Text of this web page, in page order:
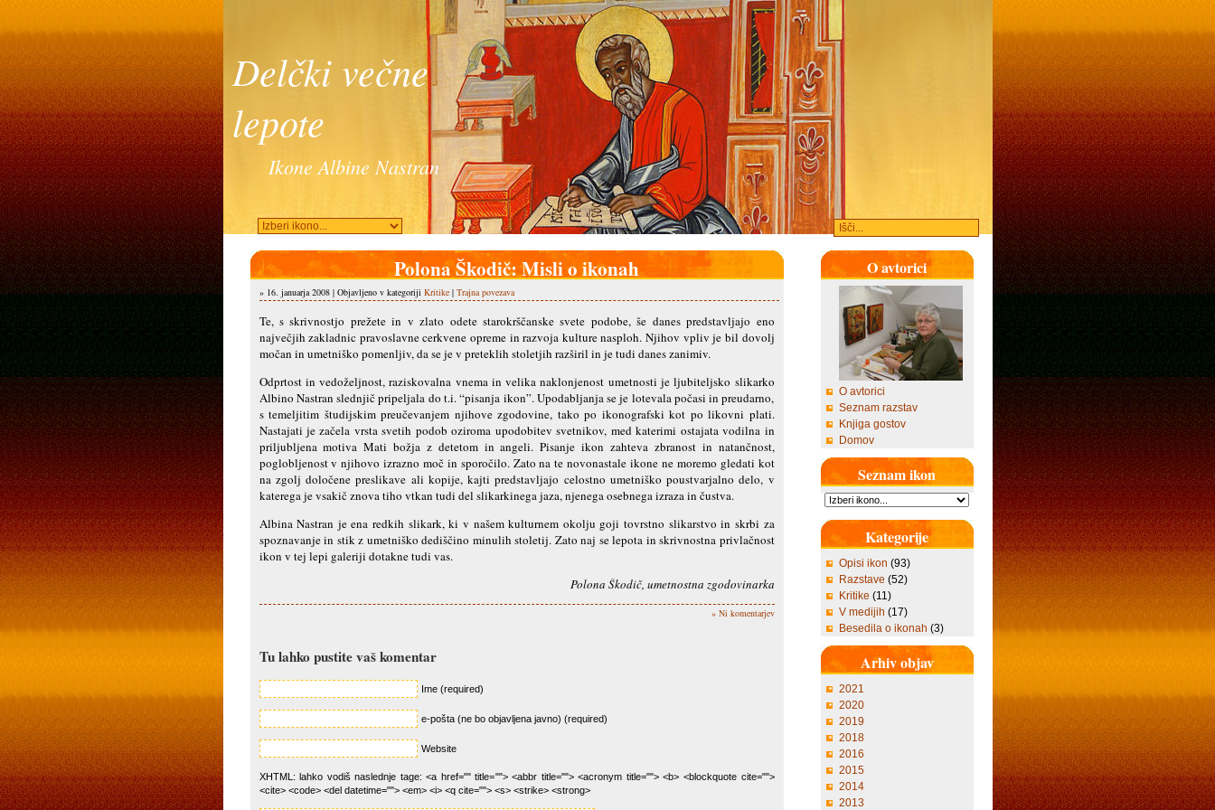
Delčki večne
lepote
Ikone Albine Nastran
Polona Škodič: Misli o ikonah
» 16. januarja 2008 | Objavljeno v kategoriji Kritike| Trajna povezava
Te, s skrivnostjo prežete in v zlato odete starokrščanske svete podobe, še danes predstavljajo eno
največjih zakladnic pravoslavne cerkvene opreme in razvoja kulture nasploh. Njihov vpliv je bil dovolj
močan in umetniško pomenljiv, da se je v preteklih stoletjih razširil in je tudi danes zanimiv.
Odprtost in vedoželjnost, raziskovalna vnema in velika naklonjenost umetnosti je ljubiteljsko slikarko
Albino Nastran slednjič pripeljala do t.i. “pisanja ikon”. Upodabljanja se je lotevala počasi in preudarno,
s temeljitim študijskim preučevanjem njihove zgodovine, tako po ikonografski kot po likovni plati.
Nastajati je začela vrsta svetih podob oziroma upodobitev svetnikov, med katerimi ostajata vodilna in
priljubljena motiva Mati božja z detetom in angeli. Pisanje ikon zahteva zbranost in natančnost,
poglobljenost v njihovo izrazno moč in sporočilo. Zato na te novonastale ikone ne moremo gledati kot
na zgolj določene preslikave ali kopije, kajti predstavljajo celostno umetniško poustvarjalno delo, v
katerega je vsakič znova tiho vtkan tudi del slikarkinega jaza, njenega osebnega izraza in čustva.
Albina Nastran je ena redkih slikark, ki v našem kulturnem okolju goji tovrstno slikarstvo in skrbi za
spoznavanje in stik z umetniško dediščino minulih stoletij. Zato naj se lepota in skrivnostna privlačnost
ikon v tej lepi galeriji dotakne tudi vas.
Polona Škodič, umetnostna zgodovinarka
» Ni komentarjev
Tu lahko pustite vaš komentar
Ime (required)
e-pošta (ne bo objavljena javno) (required)
Website
XHTML: lahko vodiš naslednje tage: <a href="" title=""> <abbr title=""> <acronym title=""> <b> <blockquote cite="">
<cite> <code> <del datetime=""> <em> <i> <q cite=""> <s> <strike> <strong>
O avtorici
O avtorici
Seznam razstav
Knjiga gostov
Domov
Seznam ikon
Kategorije
Opisi ikon (93)
Razstave (52)
Kritike (11)
V medijih (17)
Besedila o ikonah (3)
Arhiv objav
2021
2020
2019
2018
2016
2015
2014
2013